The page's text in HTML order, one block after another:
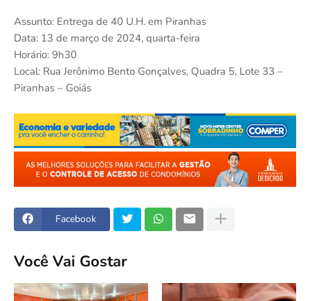
Assunto: Entrega de 40 U.H. em Piranhas
Data: 13 de março de 2024, quarta-feira
Horário: 9h30
Local: Rua Jerônimo Bento Gonçalves, Quadra 5, Lote 33 –
Piranhas – Goiás
Facebook
Você Vai Gostar